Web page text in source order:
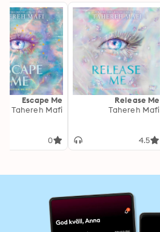
Release Me
Tahereh Mafi
4.5
Escape Me
Tahereh Mafi
0